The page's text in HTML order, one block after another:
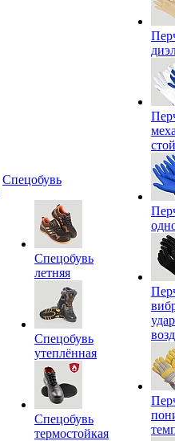
Спецобувь
Спецобувь
летняя
Спецобувь
утеплённая
Спецобувь
термостойкая